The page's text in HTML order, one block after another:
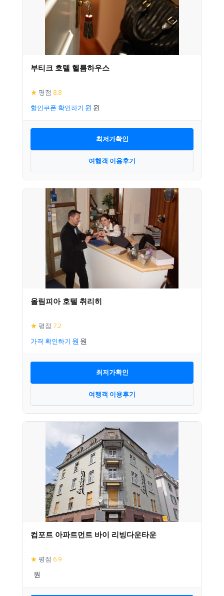
부티크 호텔 헬름하우스
★ 평점 8.8
할인쿠폰 확인하기
최저가확인
여행객 이용후기
올림피아 호텔 취리히
★ 평점 7.2
가격 확인하기
최저가확인
여행객 이용후기
컴포트 아파트먼트 바이 리빙다운타운
★ 평점 6.9